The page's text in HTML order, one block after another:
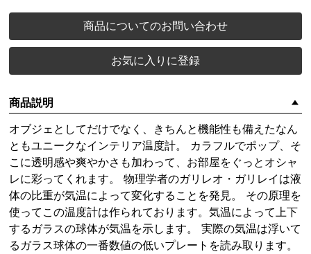
商品についてのお問い合わせ
お気に入りに登録
商品説明
オブジェとしてだけでなく、きちんと機能性も備えたなん
ともユニークなインテリア温度計。 カラフルでポップ、そ
こに透明感や爽やかさも加わって、お部屋をぐっとオシャ
レに彩ってくれます。 物理学者のガリレオ・ガリレイは液
体の比重が気温によって変化することを発見。 その原理を
使ってこの温度計は作られております。気温によって上下
するガラスの球体が気温を示します。 実際の気温は浮いて
るガラス球体の一番数値の低いプレートを読み取ります。